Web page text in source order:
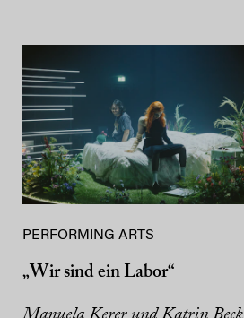
PERFORMING ARTS
„Wir sind ein Labor“
Manuela Kerer und Katrin Beck